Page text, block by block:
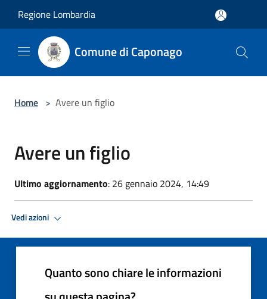
Regione Lombardia
Comune di Caponago
Home > Avere un figlio
Avere un figlio
Ultimo aggiornamento: 26 gennaio 2024, 14:49
Vedi azioni
Quanto sono chiare le informazioni